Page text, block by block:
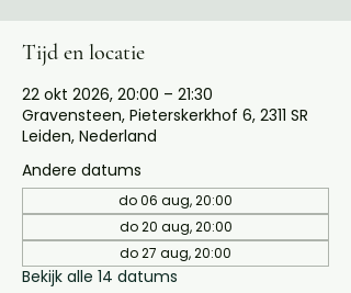
Tijd en locatie
22 okt 2026, 20:00 – 21:30
Gravensteen, Pieterskerkhof 6, 2311 SR
Leiden, Nederland
Andere datums
do 06 aug, 20:00
do 20 aug, 20:00
do 27 aug, 20:00
Bekijk alle 14 datums